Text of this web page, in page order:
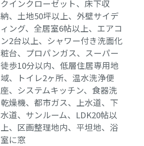
クインクローゼット、床下収
納、土地50坪以上、外壁サイデ
ィング、全居室6帖以上、エアコ
ン2台以上、シャワー付き洗面化
粧台、プロパンガス、スーパー
徒歩10分以内、低層住居専用地
域、トイレ2ヶ所、温水洗浄便
座、システムキッチン、食器洗
乾燥機、都市ガス、上水道、下
水道、サンルーム、LDK20帖以
上、区画整理地内、平坦地、浴
室に窓